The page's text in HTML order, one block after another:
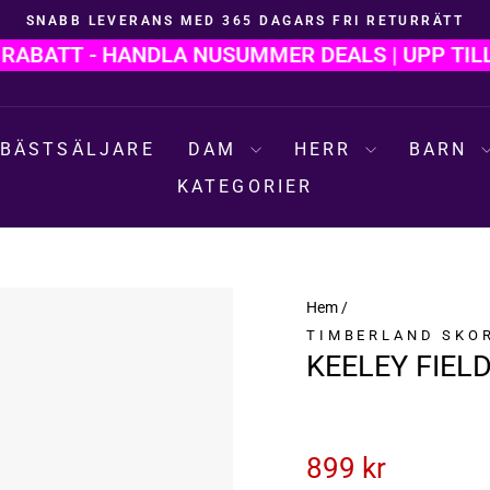
Pausa
bildspelet
SNABB LEVERANS MED 365 DAGARS FRI RETURRÄTT
- HANDLA NUSUMMER DEALS | UPP TILL
BÄSTSÄLJARE DAM HERR BARN
KATEGORIER
Hem /
TIMBERLAND SKOR
KEELEY
899 kr